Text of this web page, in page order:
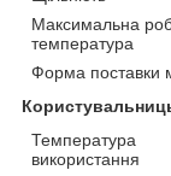
Максимальна
температура
Форма поставки
Температура
використання